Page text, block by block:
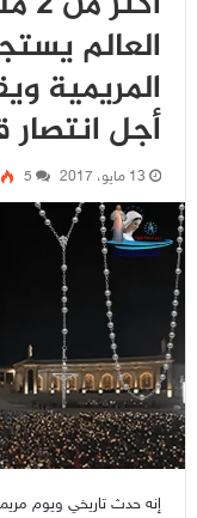
العالم
المريمية
أجل
13 مايو، 2017 5
إنه حدث تاريخي ويوم